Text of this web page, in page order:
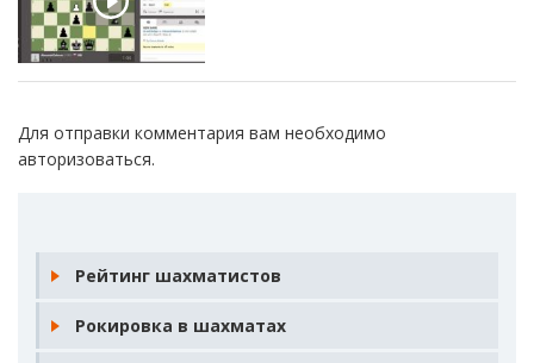
Для отправки комментария вам необходимо
авторизоваться.
Рейтинг шахматистов
Рокировка в шахматах